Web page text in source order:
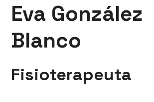
Eva González
Blanco
Fisioterapeuta